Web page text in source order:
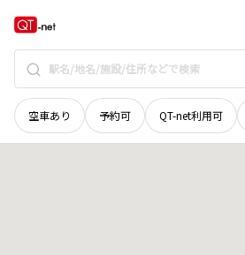
空車あり 予約可 QT-net利用可
岩手県